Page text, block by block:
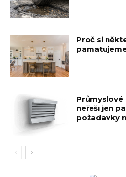
Proč si
Průmyslové
neřeší jen
požadavky